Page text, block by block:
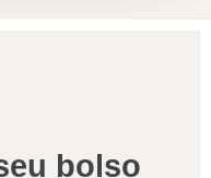
bolso